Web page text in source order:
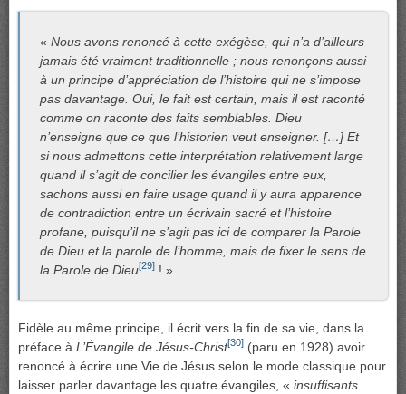
«Nous avons renoncé à cette exégèse, qui n’a d’ailleurs
jamais été vraiment traditionnelle ; nous renonçons aussi
à un principe d’appréciation de l’histoire qui ne s’impose
pas davantage. Oui, le fait est certain, mais il est raconté
comme on raconte des faits semblables. Dieu
n’enseigne que ce que l’historien veut enseigner. […] Et
si nous admettons cette interprétation relativement large
quand il s’agit de concilier les évangiles entre eux,
sachons aussi en faire usage quand il y aura apparence
de contradiction entre un écrivain sacré et l’histoire
profane, puisqu’il ne s’agit pas ici de comparer la Parole
de Dieu et la parole de l’homme, mais de fixer le sens de
la Parole de Dieu[29] ! »
Fidèle au même principe, il écrit vers la fin de sa vie, dans la
préface à L’Évangile de Jésus-Christ[30] (paru en 1928) avoir
renoncé à écrire une Vie de Jésus selon le mode classique pour
laisser parler davantage les quatre évangiles, « insuffisants